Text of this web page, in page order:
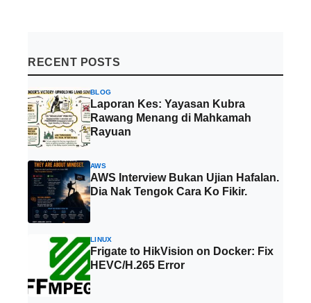
RECENT POSTS
BLOG
Laporan Kes: Yayasan Kubra
Rawang Menang di Mahkamah
Rayuan
AWS
AWS Interview Bukan Ujian Hafalan.
Dia Nak Tengok Cara Ko Fikir.
LINUX
Frigate to HikVision on Docker: Fix
HEVC/H.265 Error